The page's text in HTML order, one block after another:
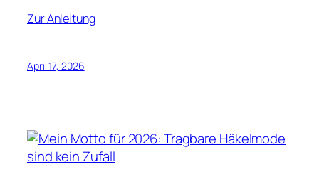
Zur Anleitung
April 17, 2026